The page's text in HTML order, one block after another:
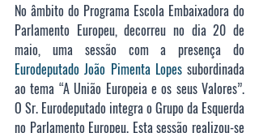
No âmbito do Programa Escola Embaixadora do
Parlamento Europeu, decorreu no dia 20 de
Eurodeputado João Pimenta Lopes subordinada
ao tema “A União Europeia e os seus Valores”.
O Sr. Eurodeputado integra o Grupo da Esquerda
no Parlamento Europeu. Esta sessão realizou-se